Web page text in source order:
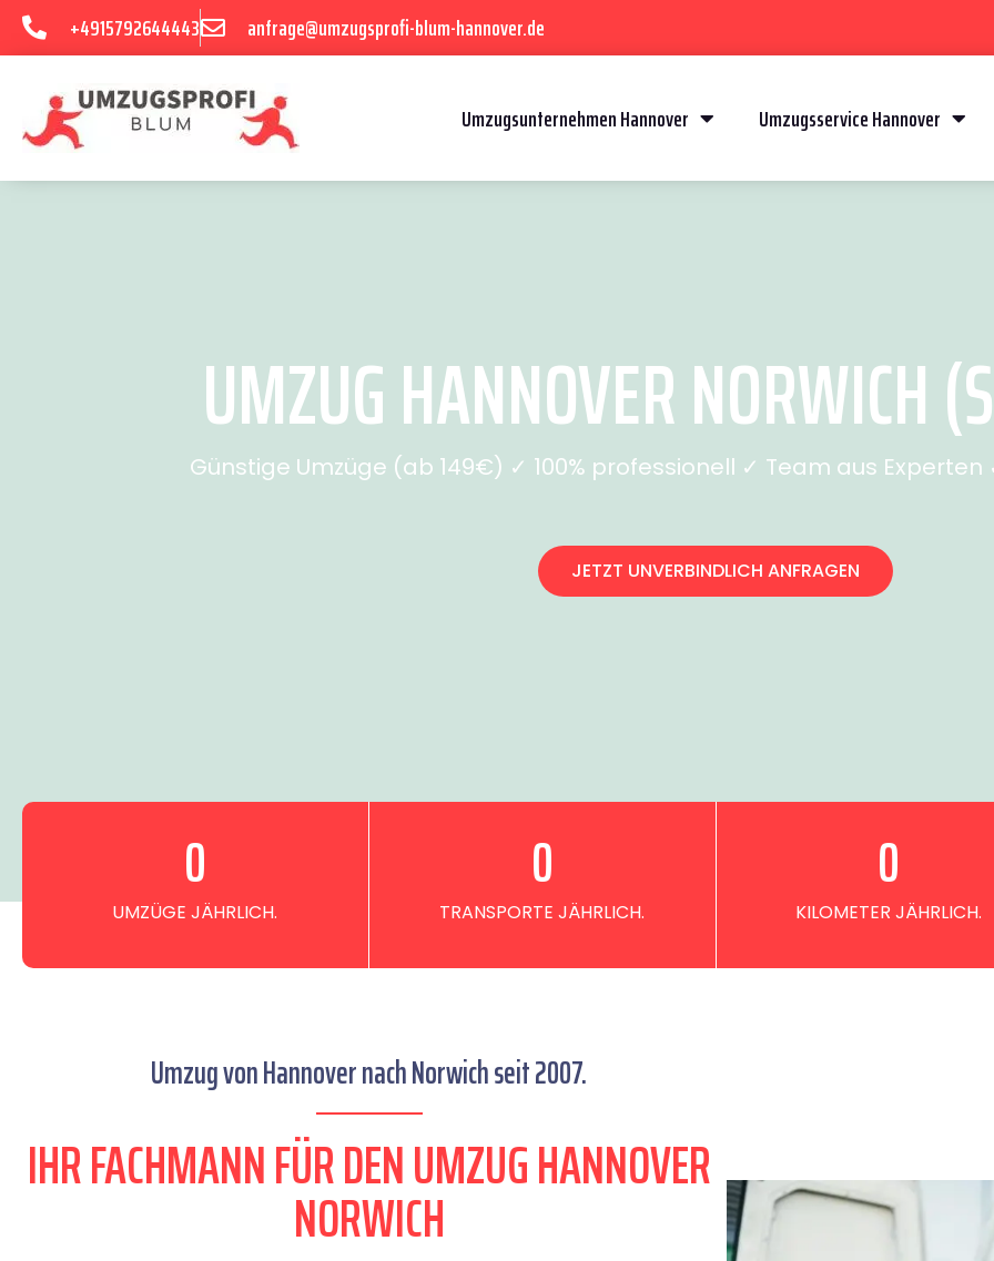
+4915792644443 anfrage@umzugsprofi-blum-hannover.de
Umzugsunternehmen Hannover Umzugsservice Hannover
UMZUG HANNOVER NORWICH
Günstige Umzüge (ab 149€) ✓ 100% professionell ✓ Team aus
JETZT UNVERBINDLICH ANFRAGEN
UMZÜGE JÄHRLICH.
0
TRANSPORTE JÄHRLICH.
0
KILOMETER JÄHRLICH.
0
Umzug von Hannover nach Norwich seit 2007.
IHR FACHMANN FÜR DEN UMZUG HANNOVER
NORWICH